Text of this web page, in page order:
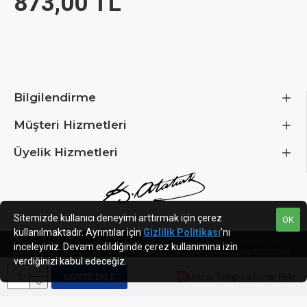
SEPETE EKLE
Bilgilendirme
Müşteri Hizmetleri
Üyelik Hizmetleri
Jumbum Dış Ticaret Limited ŞirketiETBIS kayıtlı e-ticaret sitesidir.
OK
Sitemizde kullanıcı deneyimi arttırmak için çerez
kullanılmaktadır. Ayrıntılar için Gizlilik Politikası’nı
inceleyiniz. Devam edildiğinde çerez kullanımına izin
verdiğinizi kabul edeceğiz.